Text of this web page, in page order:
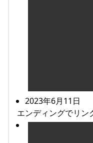
2023年6月11日
エンディングでリン